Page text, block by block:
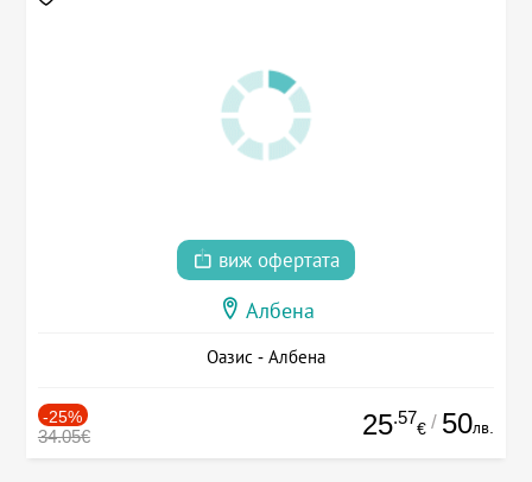
виж офертата
Албена
Оазис - Албена
-25%
34.05€ 25.57
€ / 50лв.